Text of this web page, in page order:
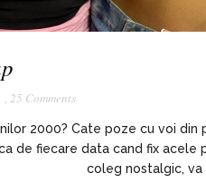
, 25 Comments
2000? Cate poze cu voi din
de fiecare data cand fix
coleg nostalgic, va